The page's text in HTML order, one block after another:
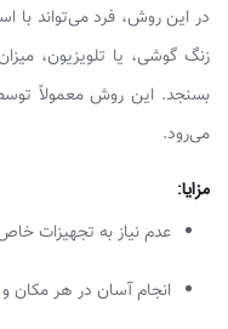
در این روش، فرد می‌تواند با
زنگ گوشی، یا تلویزیون،
بسنجد. این روش معمولاً
می‌رود.
مزایا:
عدم نیاز به تجهیزات
انجام آسان در هر مکان